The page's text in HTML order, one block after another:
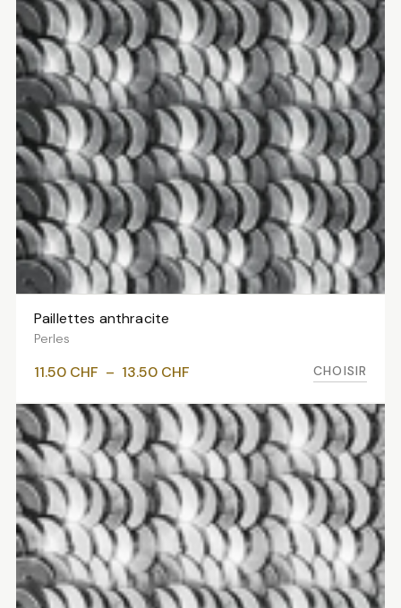
VOIR LES VARIANTES
Paillettes anthracite
Perles
11.50 CHF – 13.50 CHFPlage
prix :
11.50 CHF
à
13.50 CHF
CHOISIR